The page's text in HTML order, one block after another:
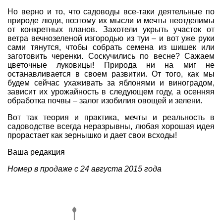
Но верно и то, что садоводы все-таки деятельные по
природе люди, поэтому их мысли и мечты неотделимы
от конкретных планов. Захотели укрыть участок от
ветра вечнозеленой изгородью из туи – и вот уже руки
сами тянутся, чтобы собрать семена из шишек или
заготовить черенки. Соскучились по весне? Сажаем
цветочные луковицы! Природа ни на миг не
останавливается в своем развитии. От того, как мы
будем сейчас ухаживать за яблонями и виноградом,
зависит их урожайность в следующем году, а осенняя
обработка почвы – залог изобилия овощей и зелени.
Вот так теория и практика, мечты и реальность в
садоводстве всегда неразрывны, любая хорошая идея
прорастает как зернышко и дает свои всходы!
Ваша редакция
Номер в продаже с 24 августа 2015 года